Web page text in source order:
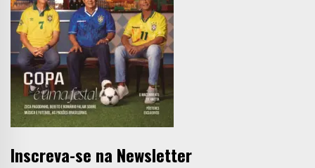
Inscreva-se na Newsletter